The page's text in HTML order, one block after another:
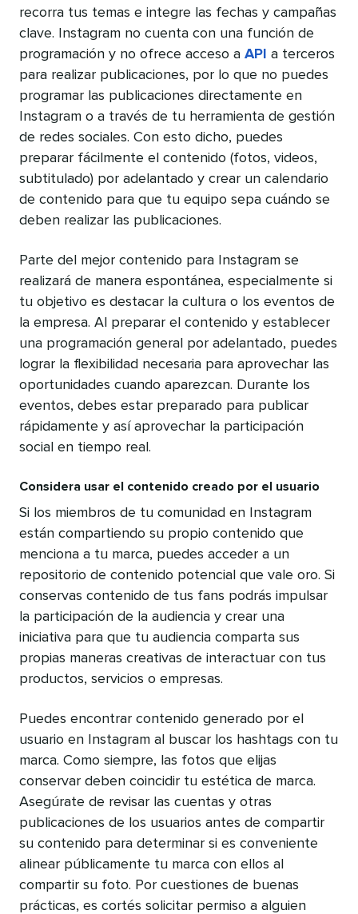
recorra tus temas e integre las fechas y campañas
clave. Instagram no cuenta con una función de
programación y no ofrece acceso a API a terceros
para realizar publicaciones, por lo que no puedes
programar las publicaciones directamente en
Instagram o a través de tu herramienta de gestión
de redes sociales. Con esto dicho, puedes
preparar fácilmente el contenido (fotos, videos,
subtitulado) por adelantado y crear un calendario
de contenido para que tu equipo sepa cuándo se
deben realizar las publicaciones.
Parte del mejor contenido para Instagram se
realizará de manera espontánea, especialmente si
tu objetivo es destacar la cultura o los eventos de
la empresa. Al preparar el contenido y establecer
una programación general por adelantado, puedes
lograr la flexibilidad necesaria para aprovechar las
oportunidades cuando aparezcan. Durante los
eventos, debes estar preparado para publicar
rápidamente y así aprovechar la participación
social en tiempo real.
Considera usar el contenido creado por el usuario
Si los miembros de tu comunidad en Instagram
están compartiendo su propio contenido que
menciona a tu marca, puedes acceder a un
repositorio de contenido potencial que vale oro. Si
conservas contenido de tus fans podrás impulsar
la participación de la audiencia y crear una
iniciativa para que tu audiencia comparta sus
propias maneras creativas de interactuar con tus
productos, servicios o empresas.
Puedes encontrar contenido generado por el
usuario en Instagram al buscar los hashtags con tu
marca. Como siempre, las fotos que elijas
conservar deben coincidir tu estética de marca.
Asegúrate de revisar las cuentas y otras
publicaciones de los usuarios antes de compartir
su contenido para determinar si es conveniente
alinear públicamente tu marca con ellos al
compartir su foto. Por cuestiones de buenas
prácticas, es cortés solicitar permiso a alguien